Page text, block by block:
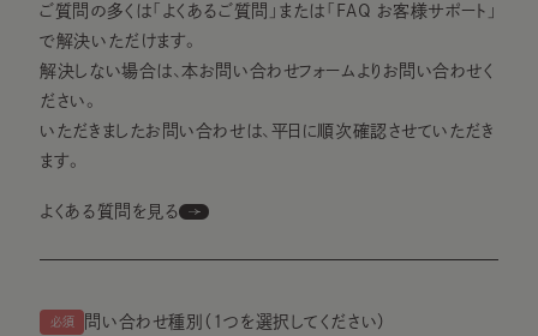
ご質問の多くは「よくあるご質問」または「FAQ お客様サポート」
で解決いただけます。
解決しない場合は、本お問い合わせフォームよりお問い合わせく
ださい。
いただきましたお問い合わせは、平日に順次確認させていただき
ます。
よくある質問を見る
問い合わせ種別（1つを選択してください）
必須